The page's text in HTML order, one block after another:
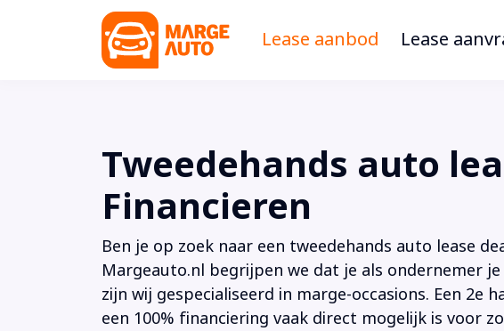
Lease aanbod Lease
Tweedehands auto
Financieren
Ben je op zoek naar een tweedehands auto lease
Margeauto.nl begrijpen we dat je als ondernemer
zijn wij gespecialiseerd in marge-occasions. Een
een 100% financiering vaak direct mogelijk is voor